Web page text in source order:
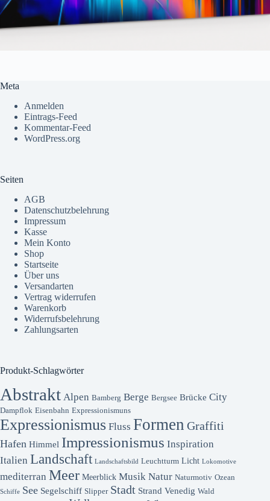
Meta
Anmelden
Eintrags-Feed
Kommentar-Feed
WordPress.org
Seiten
AGB
Datenschutzbelehrung
Impressum
Kasse
Mein Konto
Shop
Startseite
Über uns
Versandarten
Vertrag widerrufen
Warenkorb
Widerrufsbelehrung
Zahlungsarten
Produkt-Schlagwörter
Abstrakt Alpen Bamberg Berge Bergsee Brücke City
Dampflok Eisenbahn Expressionismuns
Expressionismus Fluss Formen Graffiti
Hafen Himmel Impressionismus Inspiration
Italien Landschaft Landschaftsbild Leuchtturm Licht Lokomotive
mediterran Meer Meerblick Musik Natur Naturmotiv Ozean
Schiffe See Segelschiff Slipper Stadt Strand Venedig Wald